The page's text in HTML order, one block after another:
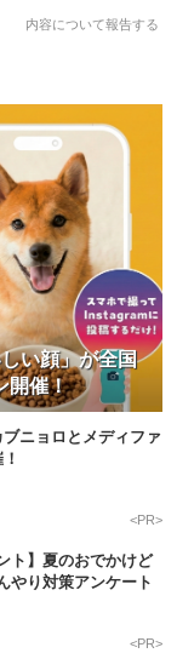
内容について報告する
い顔」が全国
開催！
ニョロとメディファ
<PR>
ト】夏のおでかけど
やり対策アンケート
<PR>